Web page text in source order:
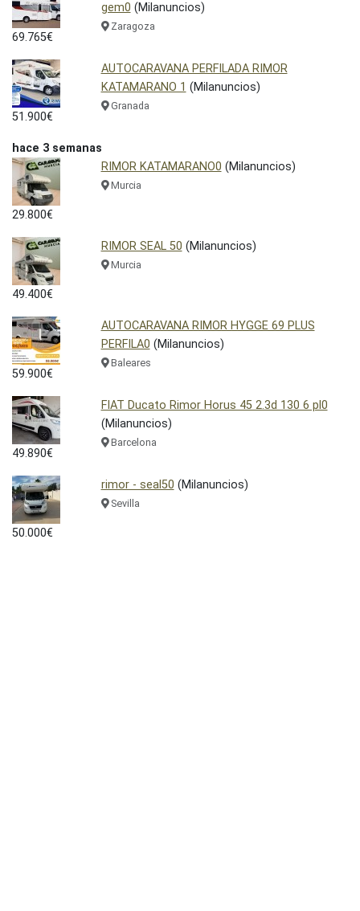
69.765€
gem0 (Milanuncios)
Zaragoza
51.900€
AUTOCARAVANA PERFILADA RIMOR
KATAMARANO 1 (Milanuncios)
Granada
hace 3 semanas
29.800€
RIMOR KATAMARANO0 (Milanuncios)
Murcia
49.400€
RIMOR SEAL 50 (Milanuncios)
Murcia
59.900€
AUTOCARAVANA RIMOR HYGGE 69 PLUS
PERFILA0 (Milanuncios)
Baleares
49.890€
FIAT Ducato Rimor Horus 45 2.3d 130 6 pl0
(Milanuncios)
Barcelona
50.000€
rimor - seal50 (Milanuncios)
Sevilla